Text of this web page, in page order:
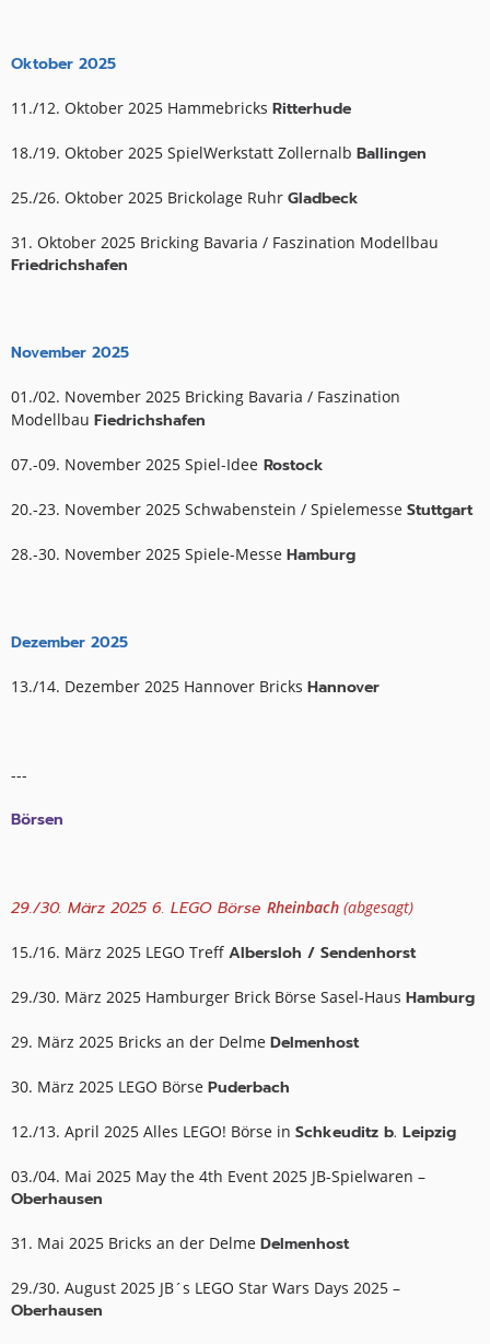
Oktober 2025
11./12. Oktober 2025 Hammebricks Ritterhude
18./19. Oktober 2025 SpielWerkstatt Zollernalb Ballingen
25./26. Oktober 2025 Brickolage Ruhr Gladbeck
31. Oktober 2025 Bricking Bavaria / Faszination Modellbau
Friedrichshafen
November 2025
01./02. November 2025 Bricking Bavaria / Faszination
Modellbau Fiedrichshafen
07.-09. November 2025 Spiel-Idee Rostock
20.-23. November 2025 Schwabenstein / Spielemesse Stuttgart
28.-30. November 2025 Spiele-Messe Hamburg
Dezember 2025
13./14. Dezember 2025 Hannover Bricks Hannover
---
Börsen
29./30. März 2025 6. LEGO Börse Rheinbach (abgesagt)
15./16. März 2025 LEGO Treff Albersloh / Sendenhorst
29./30. März 2025 Hamburger Brick Börse Sasel-Haus Hamburg
29. März 2025 Bricks an der Delme Delmenhost
30. März 2025 LEGO Börse Puderbach
12./13. April 2025 Alles LEGO! Börse in Schkeuditz b. Leipzig
03./04. Mai 2025 May the 4th Event 2025 JB-Spielwaren –
Oberhausen
31. Mai 2025 Bricks an der Delme Delmenhost
29./30. August 2025 JB´s LEGO Star Wars Days 2025 –
Oberhausen